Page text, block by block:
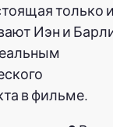
только
Иэн и
в фильме.